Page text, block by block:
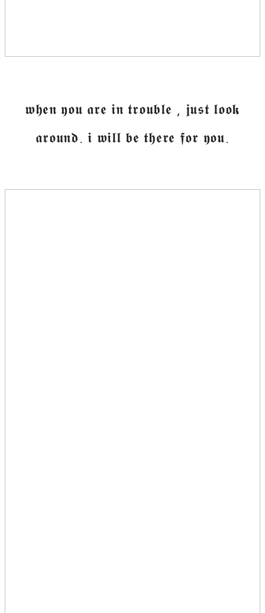
𝖜𝖍𝖊𝖓 𝖞𝖔𝖚 𝖆𝖗𝖊 𝖎𝖓 𝖙𝖗𝖔𝖚𝖇𝖑𝖊 , 𝖏𝖚𝖘𝖙 𝖑𝖔𝖔𝖐
𝖆𝖗𝖔𝖚𝖓𝖉. 𝖎 𝖜𝖎𝖑𝖑 𝖇𝖊 𝖙𝖍𝖊𝖗𝖊 𝖋𝖔𝖗 𝖞𝖔𝖚.